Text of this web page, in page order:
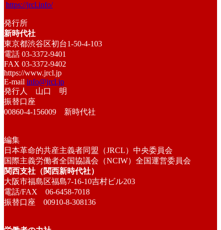
https://jrcl.info/
発行所
新時代社
東京都渋谷区初台1-50-4-103
電話 03-3372-9401
FAX 03-3372-9402
https://www.jrcl.jp
E-mail info@jrcl.jp
発行人 山口 明
振替口座
00860-4-156009 新時代社
編集
日本革命的共産主義者同盟（JRCL）中央委員会
国際主義労働者全国協議会（NCIW）全国運営委員会
関西支社（関西新時代社）
大阪市福島区福島7-16-10吉村ビル203
電話/FAX 06-6458-7018
振替口座 00910-8-308136